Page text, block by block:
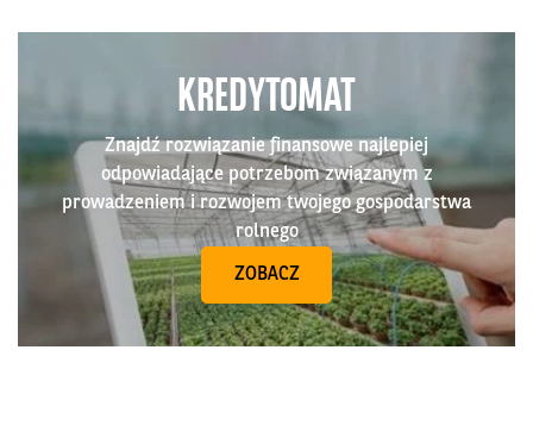
KREDYTOMAT
Znajdź rozwiązanie finansowe najlepiej
odpowiadające potrzebom związanym z
prowadzeniem i rozwojem twojego gospodarstwa
rolnego
ZOBACZ